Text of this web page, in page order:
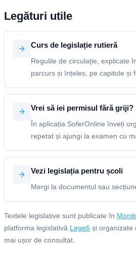
Legături utile
Curs de legislație rutieră
Regulile de circulație, explicate
parcurs și înțeles, pe capitole și
Vrei să iei permisul fără griji?
În aplicația SoferOnline înveți
repetat și ajungi la examen cu
Vezi legislația pentru școli
Mergi la documentul sau
Textele legislative sunt publicate în
platforma legislativă Lege6 și organizate
mai ușor de consultat.